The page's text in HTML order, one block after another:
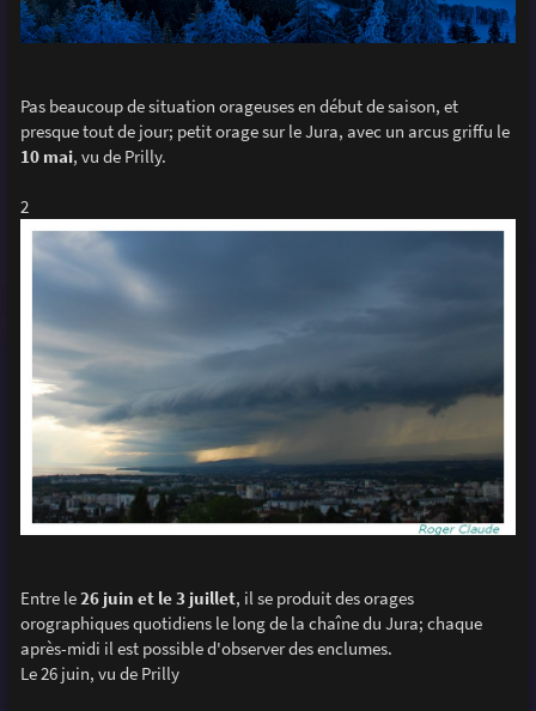
Pas beaucoup de situation orageuses en début de saison, et
presque tout de jour; petit orage sur le Jura, avec un arcus griffu le
10 mai, vu de Prilly.
2
Entre le26 juin et le 3 juillet, il se produit des orages
orographiques quotidiens le long de la chaîne du Jura; chaque
après-midi il est possible d'observer des enclumes.
Le 26 juin, vu de Prilly